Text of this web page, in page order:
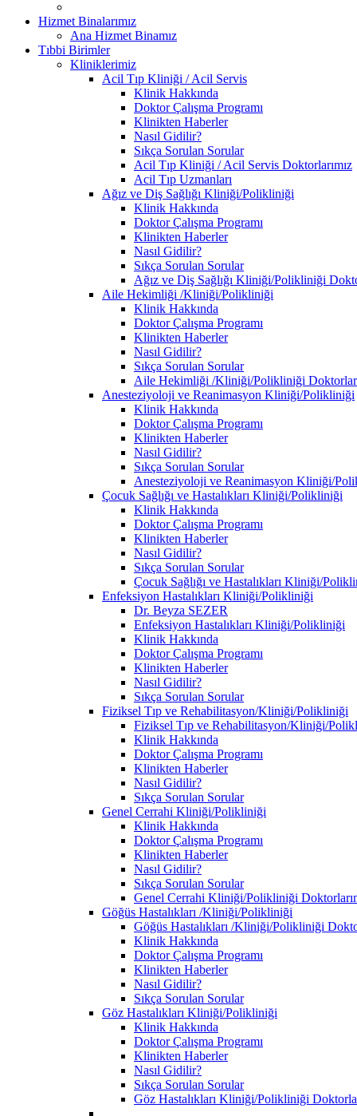
Hizmet Binalarımız
Ana Hizmet Binamız
Tıbbi Birimler
Kliniklerimiz
Acil Tıp Kliniği / Acil Servis
Klinik Hakkında
Doktor Çalışma Programı
Klinikten Haberler
Nasıl Gidilir?
Sıkça Sorulan Sorular
Acil Tıp Kliniği / Acil Servis Doktorlarımız
Acil Tıp Uzmanları
Ağız ve Diş Sağlığı Kliniği/Polikliniği
Klinik Hakkında
Doktor Çalışma Programı
Klinikten Haberler
Nasıl Gidilir?
Sıkça Sorulan Sorular
Ağız ve Diş Sağlığı Kliniği/Polikliniği
Aile Hekimliği /Kliniği/Polikliniği
Klinik Hakkında
Doktor Çalışma Programı
Klinikten Haberler
Nasıl Gidilir?
Sıkça Sorulan Sorular
Aile Hekimliği /Kliniği/Polikliniği
Anesteziyoloji ve Reanimasyon Kliniği/Polikliniği
Klinik Hakkında
Doktor Çalışma Programı
Klinikten Haberler
Nasıl Gidilir?
Sıkça Sorulan Sorular
Anesteziyoloji ve Reanimasyon Kliniği/
Çocuk Sağlığı ve Hastalıkları Kliniği/Polikliniği
Klinik Hakkında
Doktor Çalışma Programı
Klinikten Haberler
Nasıl Gidilir?
Sıkça Sorulan Sorular
Çocuk Sağlığı ve Hastalıkları Kliniği/
Enfeksiyon Hastalıkları Kliniği/Polikliniği
Dr. Beyza SEZER
Enfeksiyon Hastalıkları Kliniği/Polikliniği
Klinik Hakkında
Doktor Çalışma Programı
Klinikten Haberler
Nasıl Gidilir?
Sıkça Sorulan Sorular
Fiziksel Tıp ve Rehabilitasyon/Kliniği/Polikliniği
Fiziksel Tıp ve Rehabilitasyon/Kliniği/
Klinik Hakkında
Doktor Çalışma Programı
Klinikten Haberler
Nasıl Gidilir?
Sıkça Sorulan Sorular
Genel Cerrahi Kliniği/Polikliniği
Klinik Hakkında
Doktor Çalışma Programı
Klinikten Haberler
Nasıl Gidilir?
Sıkça Sorulan Sorular
Genel Cerrahi Kliniği/Polikliniği
Göğüs Hastalıkları /Kliniği/Polikliniği
Göğüs Hastalıkları /Kliniği/Polikliniği
Klinik Hakkında
Doktor Çalışma Programı
Klinikten Haberler
Nasıl Gidilir?
Sıkça Sorulan Sorular
Göz Hastalıkları Kliniği/Polikliniği
Klinik Hakkında
Doktor Çalışma Programı
Klinikten Haberler
Nasıl Gidilir?
Sıkça Sorulan Sorular
Göz Hastalıkları Kliniği/Polikliniği